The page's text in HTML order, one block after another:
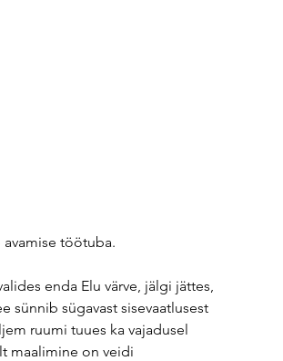
töötuba.
enda Elu värve, jälgi jättes,
sünnib sügavast sisevaatlusest
ruumi tuues ka vajadusel
maalimine on veidi